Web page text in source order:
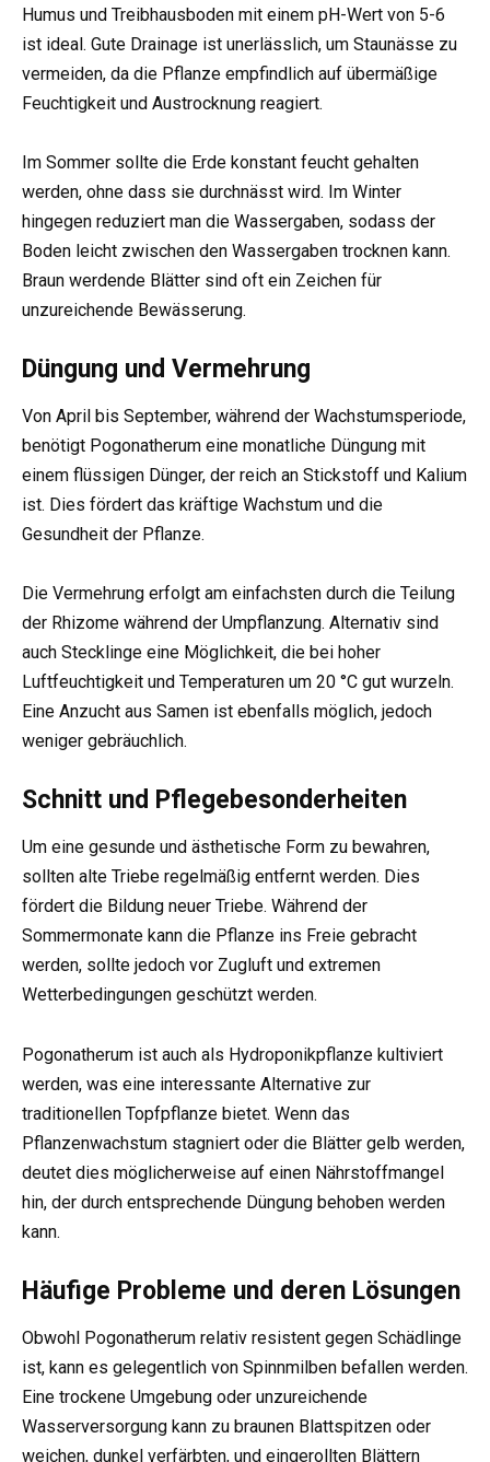
Humus und Treibhausboden mit einem pH-Wert von 5-6
ist ideal. Gute Drainage ist unerlässlich, um Staunässe zu
vermeiden, da die Pflanze empfindlich auf übermäßige
Feuchtigkeit und Austrocknung reagiert.
Im Sommer sollte die Erde konstant feucht gehalten
werden, ohne dass sie durchnässt wird. Im Winter
hingegen reduziert man die Wassergaben, sodass der
Boden leicht zwischen den Wassergaben trocknen kann.
Braun werdende Blätter sind oft ein Zeichen für
unzureichende Bewässerung.
Düngung und Vermehrung
Von April bis September, während der Wachstumsperiode,
benötigt Pogonatherum eine monatliche Düngung mit
einem flüssigen Dünger, der reich an Stickstoff und Kalium
ist. Dies fördert das kräftige Wachstum und die
Gesundheit der Pflanze.
Die Vermehrung erfolgt am einfachsten durch die Teilung
der Rhizome während der Umpflanzung. Alternativ sind
auch Stecklinge eine Möglichkeit, die bei hoher
Luftfeuchtigkeit und Temperaturen um 20 °C gut wurzeln.
Eine Anzucht aus Samen ist ebenfalls möglich, jedoch
weniger gebräuchlich.
Schnitt und Pflegebesonderheiten
Um eine gesunde und ästhetische Form zu bewahren,
sollten alte Triebe regelmäßig entfernt werden. Dies
fördert die Bildung neuer Triebe. Während der
Sommermonate kann die Pflanze ins Freie gebracht
werden, sollte jedoch vor Zugluft und extremen
Wetterbedingungen geschützt werden.
Pogonatherum ist auch als Hydroponikpflanze kultiviert
werden, was eine interessante Alternative zur
traditionellen Topfpflanze bietet. Wenn das
Pflanzenwachstum stagniert oder die Blätter gelb werden,
deutet dies möglicherweise auf einen Nährstoffmangel
hin, der durch entsprechende Düngung behoben werden
kann.
Häufige Probleme und deren Lösungen
Obwohl Pogonatherum relativ resistent gegen Schädlinge
ist, kann es gelegentlich von Spinnmilben befallen werden.
Eine trockene Umgebung oder unzureichende
Wasserversorgung kann zu braunen Blattspitzen oder
weichen, dunkel verfärbten, und eingerollten Blättern